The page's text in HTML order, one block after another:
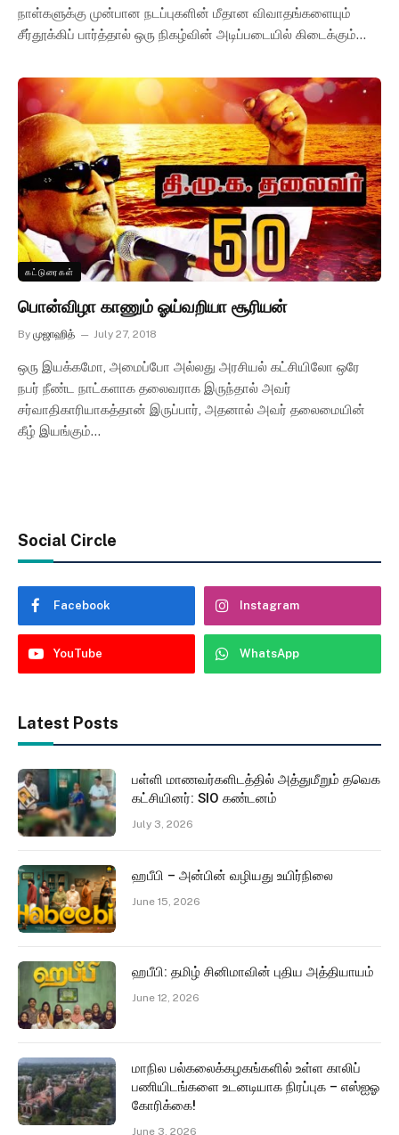
நாள்களுக்கு முன்பான நடப்புகளின் மீதான விவாதங்களையும்
சீர்தூக்கிப் பார்த்தால் ஒரு நிகழ்வின் அடிப்படையில் கிடைக்கும்…
கட்டுரைகள்
பொன்விழா காணும் ஓய்வறியா சூரியன்
By முஜாஹித் July 27, 2018
ஒரு இயக்கமோ, அமைப்போ அல்லது அரசியல் கட்சியிலோ ஒரே
நபர் நீண்ட நாட்களாக தலைவராக இருந்தால் அவர்
சர்வாதிகாரியாகத்தான் இருப்பார், அதனால் அவர் தலைமையின்
கீழ் இயங்கும்…
Social Circle
Facebook Instagram
YouTube WhatsApp
Latest Posts
பள்ளி மாணவர்களிடத்தில் அத்துமீறும் தவெக
கட்சியினர்: SIO கண்டனம்
July 3, 2026
ஹபீபி – அன்பின் வழியது உயிர்நிலை
June 15, 2026
ஹபீபி: தமிழ் சினிமாவின் புதிய அத்தியாயம்
June 12, 2026
மாநில பல்கலைக்கழகங்களில் உள்ள காலிப்
பணியிடங்களை உடனடியாக நிரப்புக – எஸ்ஐஓ
கோரிக்கை!
June 3, 2026